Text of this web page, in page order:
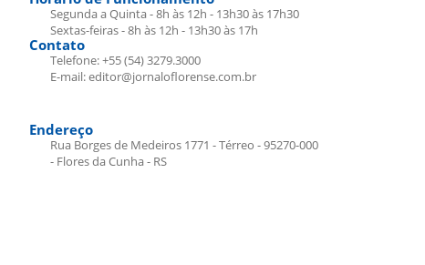
Segunda a Quinta - 8h às 12h - 13h30 às 17h30
Sextas-feiras - 8h às 12h - 13h30 às 17h
Contato
Telefone: +55 (54) 3279.3000
E-mail: editor@jornaloflorense.com.br
Endereço
Rua Borges de Medeiros 1771 - Térreo - 95270-000
- Flores da Cunha - RS